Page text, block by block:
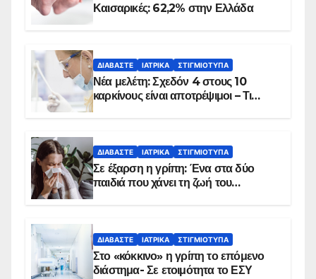
Καισαρικές: 62,2% στην Ελλάδα
ΔΙΑΒΆΣΤΕ ΙΑΤΡΙΚΆ ΣΤΙΓΜΙΌΤΥΠΑ
Νέα μελέτη: Σχεδόν 4 στους 10
καρκίνους είναι αποτρέψιμοι – Τι
ΔΙΑΒΆΣΤΕ ΙΑΤΡΙΚΆ ΣΤΙΓΜΙΌΤΥΠΑ
Σε έξαρση η γρίπη: Ένα στα δύο
παιδιά που χάνει τη ζωή του
ΔΙΑΒΆΣΤΕ ΙΑΤΡΙΚΆ ΣΤΙΓΜΙΌΤΥΠΑ
Στο «κόκκινο» η γρίπη το επόμενο
διάστημα- Σε ετοιμότητα το ΕΣΥ